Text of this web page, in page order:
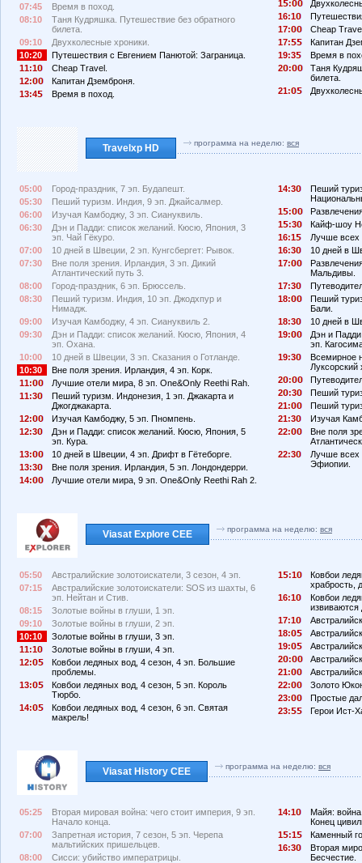
07:45
Время в поход.
08:10
Таня Кудряшка. Путешествие без обратного
билета.
09:10
Двухколесные хроники.
10:20
Путешествия с Евгением Панютой: Заграница.
11:1
Cheap Travel.
12:
Капитан Дземброня.
13:4
Время в поход.
1 :
16:1
17:
Cheap
17:
Капитан
19:3
Время в
2
:
Таня
билета.
21:
Travelxp HD программа на неделю: вся
05:00
Город-праздник, 7 эп. Будапешт.
05:30
Пеший туризм. Индия, 9 эп. Джайсалмер.
06:00
Изучая Камбоджу, 3 эп. Сиануквиль.
06:30
Дэн и Падди: список желаний. Кюсю, Япония, 3
эп. Чай Гёкуро.
07:00
10 дней в Швеции, 2 эп. Кунгсбергет: Рывок.
07:30
Вне поля зрения. Ирландия, 3 эп. Дикий
Атлантический путь 3.
08:00
Город-праздник, 6 эп. Брюссель.
08:30
Пеший туризм. Индия, 10 эп. Джодхпур и
Нимадж.
09:00
Изучая Камбоджу, 4 эп. Сиануквиль 2.
09:30
Дэн и Падди: список желаний. Кюсю, Япония, 4
эп. Охана.
10:00
10 дней в Швеции, 3 эп. Сказания о Готланде.
10:30
Вне поля зрения. Ирландия, 4 эп. Корк.
11:
Лучшие отели мира, 8 эп. One&Only Reethi Rah.
11:3
Пеший туризм. Индонезия, 1 эп. Джакарта и
Джогджакарта.
12:
Изучая Камбоджу, 5 эп. Пномпень.
12:3
Дэн и Падди: список желаний. Кюсю, Япония, 5
эп. Кура.
13:
10 дней в Швеции, 4 эп. Дрифт в Гётеборге.
13:3
Вне поля зрения. Ирландия, 5 эп. Лондондерри.
14:
Лучшие отели мира, 9 эп. One&Only Reethi Rah 2.
14:3
Пеший
1
:
1
:3
Кайф-шоу
16:1
Лучше всех
16:3
10 дней в
17:
Мальдивы.
17:3
18:
Пеший
Бали.
18:3
10 дней в
19:
Дэн и
эп.
19:3
Всемирное
Луксорский
2
:
2
:3
Пеший
21:
Пеший
21:3
Изучая
22:
Вне поля
22:3
Лучше всех
Эфиопии.
Viasat Explore CEE программа на неделю: вся
05:50
Австралийские золотоискатели, 3 сезон, 4 эп.
07:15
Австралийские золотоискатели: SOS из шахты, 6
эп. Нейтан и Стив.
08:15
Золотые войны в глуши, 1 эп.
09:10
Золотые войны в глуши, 2 эп.
10:10
Золотые войны в глуши, 3 эп.
11:1
Золотые войны в глуши, 4 эп.
12:
Ковбои ледяных вод, 4 сезон, 4 эп. Большие
проблемы.
13:
Ковбои ледяных вод, 4 сезон, 5 эп. Король
Тюрбо.
14:
Ковбои ледяных вод, 4 сезон, 6 эп. Святая
макрель!
1 :1
Ковбои
храбрость,
16:1
Ковбои
извиваются
17:1
18:
19:
2
:
21:
22:
Золото
23:
Простые
23:
Герои Ист-
Viasat History CEE программа на неделю: вся
05:25
Вторая мировая война: чего стоит империя, 9 эп.
Начало конца.
07:00
Запретная история, 7 сезон, 5 эп. Черепа
мальтийских пришельцев.
08:00
Сисси: убийство императрицы.
14:1
Майя: война
Конец
1
:1
Каменный
16:3
Вторая
Бесчестие.